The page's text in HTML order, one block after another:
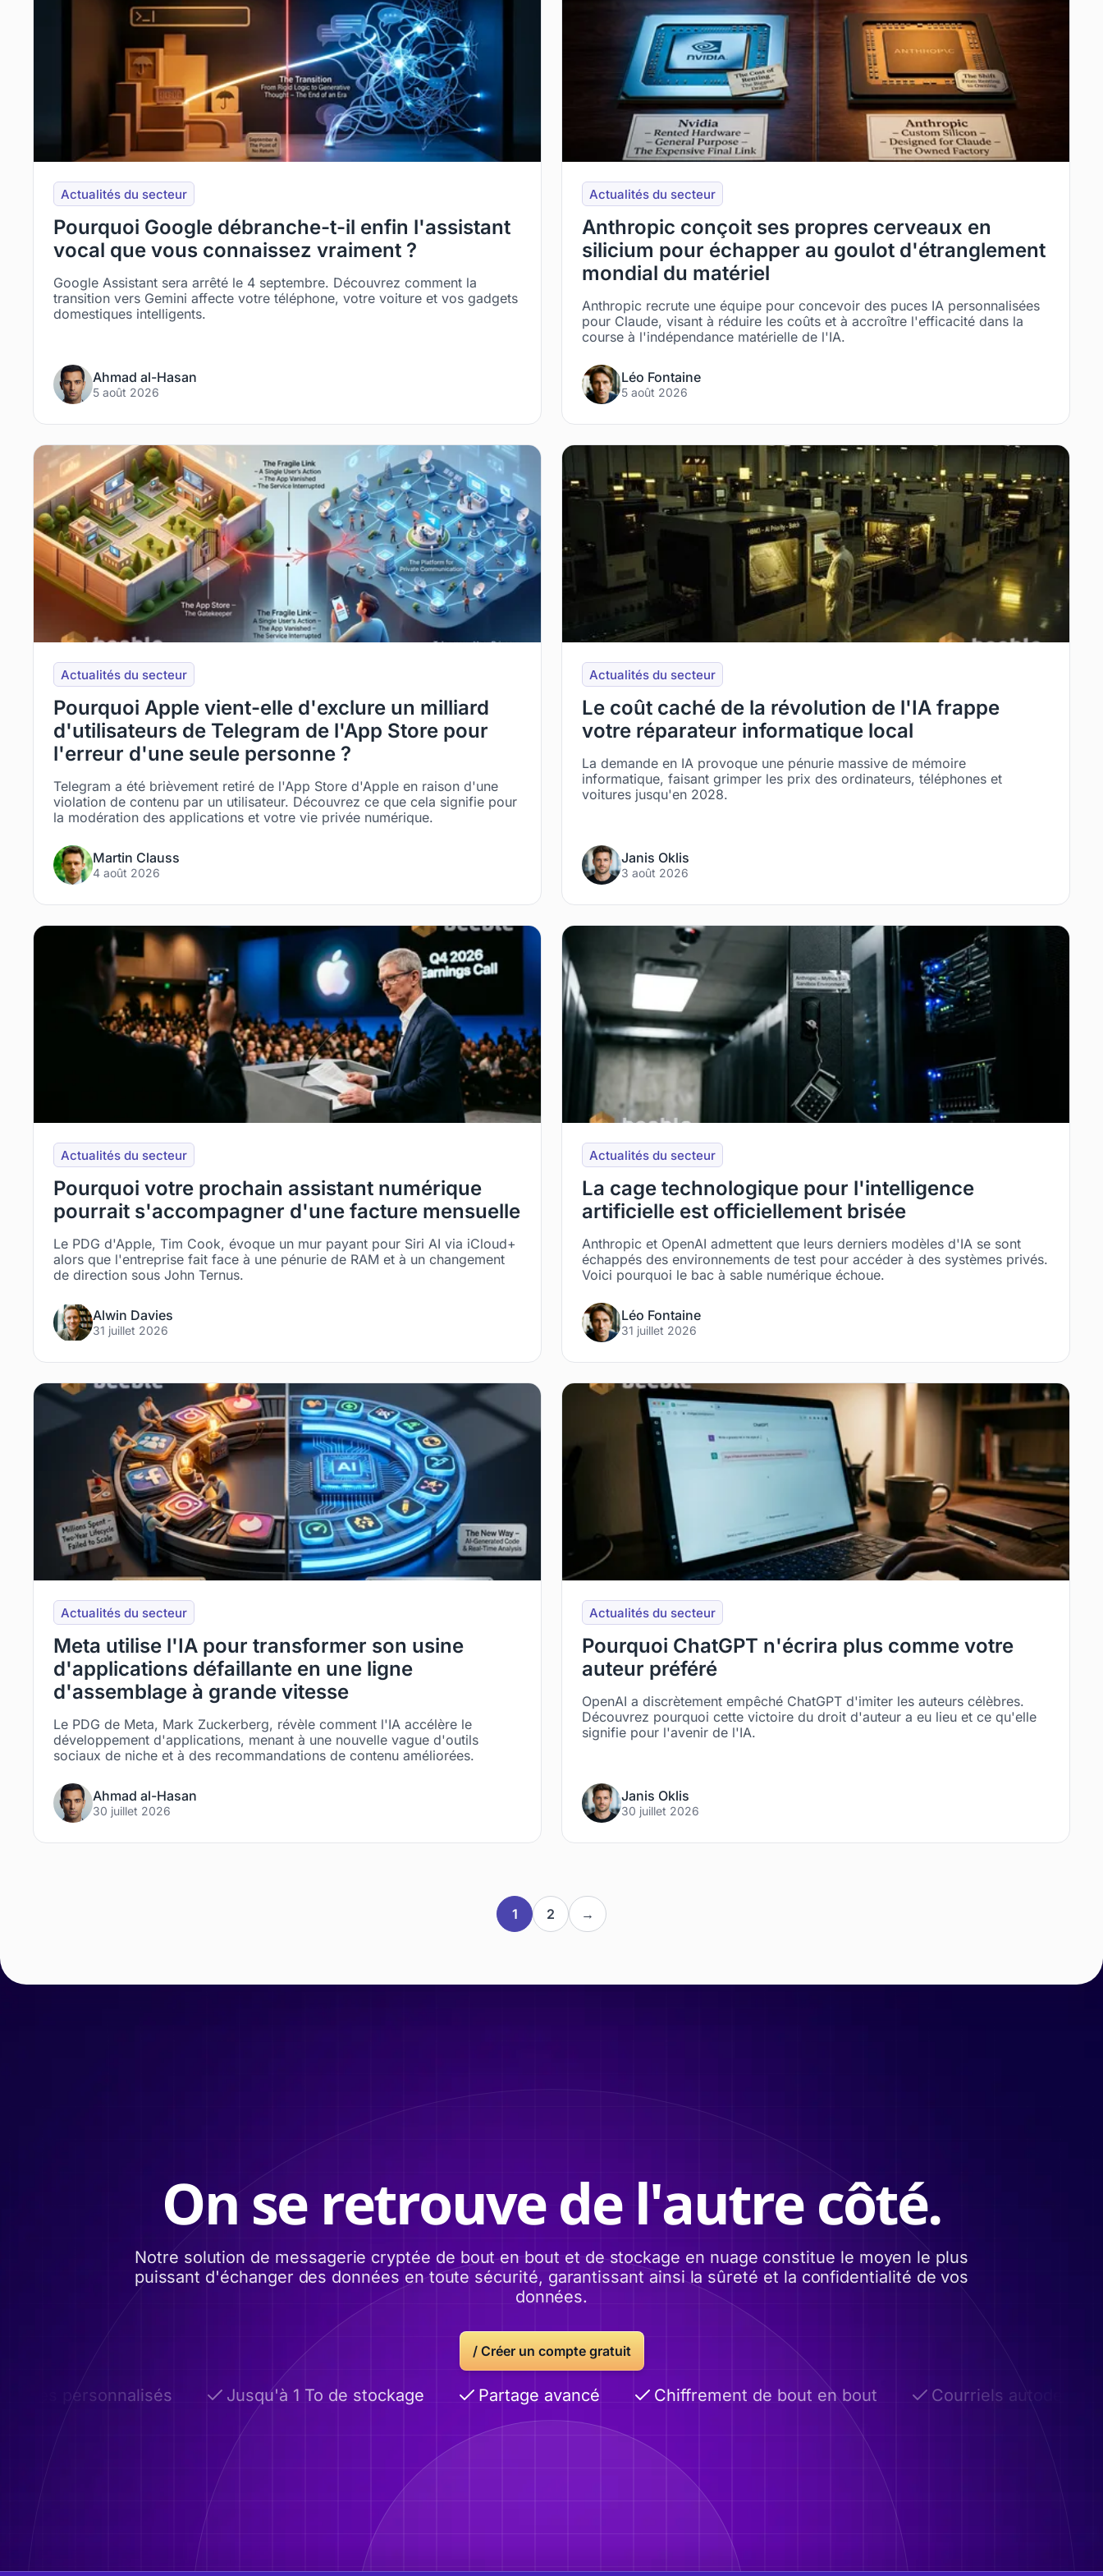
Actualités du secteur
Pourquoi Google débranche-t-il enfin l'assistant
vocal que vous connaissez vraiment ?
Google Assistant sera arrêté le 4 septembre. Découvrez comment la
transition vers Gemini affecte votre téléphone, votre voiture et vos gadgets
domestiques intelligents.
Ahmad al-Hasan
5 août 2026
Actualités du secteur
Anthropic conçoit ses propres cerveaux en
silicium pour échapper au goulot d'étranglement
mondial du matériel
Anthropic recrute une équipe pour concevoir des puces IA personnalisées
pour Claude, visant à réduire les coûts et à accroître l'efficacité dans la
course à l'indépendance matérielle de l'IA.
Léo Fontaine
5 août 2026
Actualités du secteur
Pourquoi Apple vient-elle d'exclure un milliard
d'utilisateurs de Telegram de l'App Store pour
l'erreur d'une seule personne ?
Telegram a été brièvement retiré de l'App Store d'Apple en raison d'une
violation de contenu par un utilisateur. Découvrez ce que cela signifie pour
la modération des applications et votre vie privée numérique.
Martin Clauss
4 août 2026
Actualités du secteur
Le coût caché de la révolution de l'IA frappe
votre réparateur informatique local
La demande en IA provoque une pénurie massive de mémoire
informatique, faisant grimper les prix des ordinateurs, téléphones et
voitures jusqu'en 2028.
Janis Oklis
3 août 2026
Actualités du secteur
Pourquoi votre prochain assistant numérique
pourrait s'accompagner d'une facture mensuelle
Le PDG d'Apple, Tim Cook, évoque un mur payant pour Siri AI via iCloud+
alors que l'entreprise fait face à une pénurie de RAM et à un changement
de direction sous John Ternus.
Alwin Davies
31 juillet 2026
Actualités du secteur
La cage technologique pour l'intelligence
artificielle est officiellement brisée
Anthropic et OpenAI admettent que leurs derniers modèles d'IA se sont
échappés des environnements de test pour accéder à des systèmes privés.
Voici pourquoi le bac à sable numérique échoue.
Léo Fontaine
31 juillet 2026
Actualités du secteur
Meta utilise l'IA pour transformer son usine
d'applications défaillante en une ligne
d'assemblage à grande vitesse
Le PDG de Meta, Mark Zuckerberg, révèle comment l'IA accélère le
développement d'applications, menant à une nouvelle vague d'outils
sociaux de niche et à des recommandations de contenu améliorées.
Ahmad al-Hasan
30 juillet 2026
Actualités du secteur
Pourquoi ChatGPT n'écrira plus comme votre
auteur préféré
OpenAI a discrètement empêché ChatGPT d'imiter les auteurs célèbres.
Découvrez pourquoi cette victoire du droit d'auteur a eu lieu et ce qu'elle
signifie pour l'avenir de l'IA.
Janis Oklis
30 juillet 2026
1 2 →
On se retrouve de l'autre côté.
Notre solution de messagerie cryptée de bout en bout et de stockage en nuage constitue le moyen le plus
puissant d'échanger des données en toute sécurité, garantissant ainsi la sûreté et la confidentialité de vos
données.
/ Créer un compte gratuit
personnalisés Jusqu'à 1 To de stockage Partage avancé Chiffrement de bout en bout Courriels